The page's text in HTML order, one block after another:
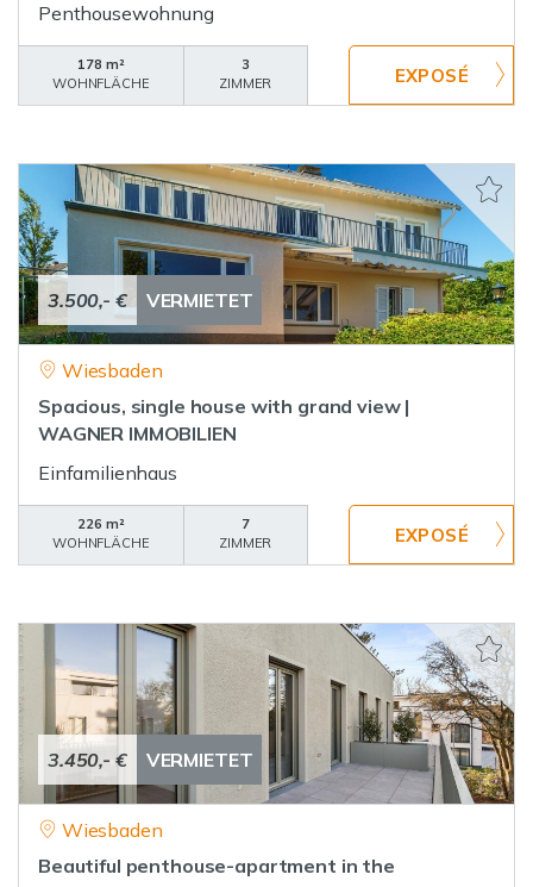
Penthousewohnung
178 m²
WOHNFLÄCHE
3
ZIMMER
3.500,- € VERMIETET
Wiesbaden
Spacious, single house with grand view |
WAGNER IMMOBILIEN
Einfamilienhaus
226 m²
WOHNFLÄCHE
7
ZIMMER
3.450,- € VERMIETET
Wiesbaden
Beautiful penthouse-apartment in the